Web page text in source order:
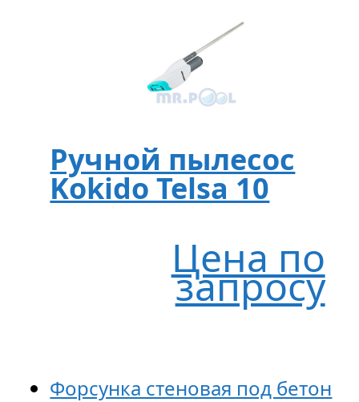
Ручной пылесос
Kokido Telsa 10
Цена по
запросу
Форсунка стеновая под бетон